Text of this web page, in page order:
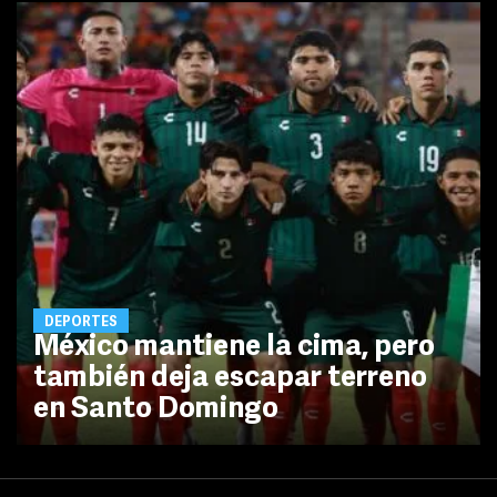
DEPORTES
México mantiene la cima, pero
también deja escapar terreno
en Santo Domingo